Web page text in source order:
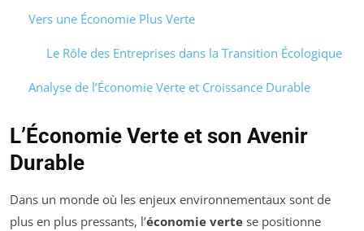
Vers une Économie Plus Verte
Le Rôle des Entreprises dans la Transition Écologique
Analyse de l’Économie Verte et Croissance Durable
L’Économie Verte et son Avenir
Durable
Dans un monde où les enjeux environnementaux sont de
plus en plus pressants, l’économie verte se positionne